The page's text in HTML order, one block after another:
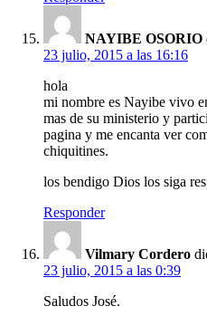
NAYIBE OSORIO
23 julio, 2015 a las 16:16
hola
mi nombre es Nayibe vivo
mas de su ministerio y
pagina y me encanta ver
chiquitines.
los bendigo Dios los siga
Responder
Vilmary Cordero
23 julio, 2015 a las 0:39
Saludos José.